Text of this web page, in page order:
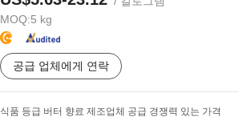
MOQ:5 kg
공급 업체에게 연락
식품 등급 버터 향료 제조업체 공급 경쟁력 있는 가격